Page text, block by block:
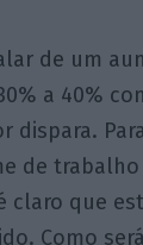
de um
a 40%
dispara.
de
claro que
Como